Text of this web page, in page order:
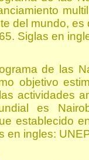
del mundo,
Siglas en
de las
objetivo
actividades
es
establecido
en ingles: